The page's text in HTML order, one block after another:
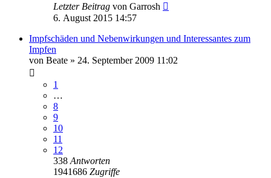
Letzter Beitrag von Garrosh
6. August 2015 14:57
Impfschäden und Nebenwirkungen und Interessantes zum
Impfen
von Beate » 24. September 2009 11:02
1
…
8
9
10
11
12
338 Antworten
1941686 Zugriffe